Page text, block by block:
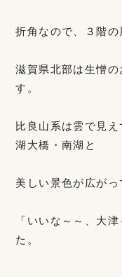
折角なので、３階の
滋賀県北部は生憎
す。
比良山系は雲で見
湖大橋・南湖と
美しい景色が広がっ
「いいな～～、大
た。